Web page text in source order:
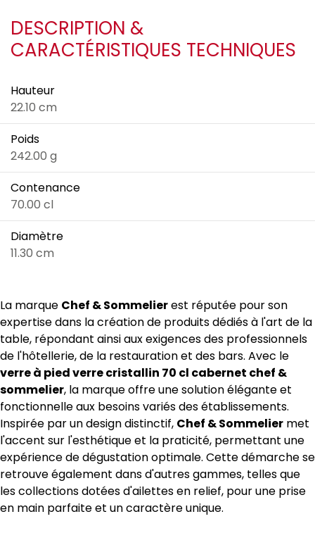
DESCRIPTION &
CARACTÉRISTIQUES TECHNIQUES
Hauteur
22.10 cm
Poids
242.00 g
Contenance
70.00 cl
Diamètre
11.30 cm
La marque Chef & Sommelierest réputée pour son
expertise dans la création de produits dédiés à l'art de la
table, répondant ainsi aux exigences des professionnels
de l'hôtellerie, de la restauration et des bars. Avec le
verre à pied verre cristallin 70 cl cabernet chef &
sommelier, la marque offre une solution élégante et
fonctionnelle aux besoins variés des établissements.
Inspirée par un design distinctif, Chef & Sommelier met
l'accent sur l'esthétique et la praticité, permettant une
expérience de dégustation optimale. Cette démarche se
retrouve également dans d'autres gammes, telles que
les collections dotées d'ailettes en relief, pour une prise
en main parfaite et un caractère unique.